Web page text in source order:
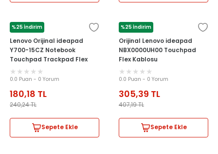
%25 İndirim
LENOVO
Lenovo Orijinal ideapad
Y700-15CZ Notebook
Touchpad Trackpad Flex
Kablosu
0.0 Puan - 0 Yorum
180,18 TL
240,24TL
Sepete Ekle
%25 İndirim
LENOVO
Orijinal Lenovo ideapad
NBX0000UH00 Touchpad
Flex Kablosu
0.0 Puan - 0 Yorum
305,39 TL
407,19TL
Sepete Ekle